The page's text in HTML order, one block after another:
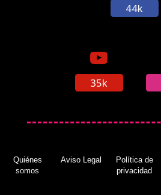
44k
35k
Quiénes
somos
Aviso Legal
Política de
privacidad